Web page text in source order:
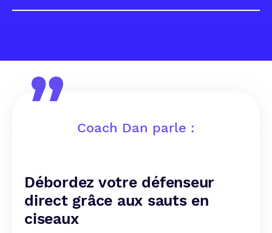
Coach Dan parle :
Débordez votre défenseur
direct grâce aux sauts en
ciseaux